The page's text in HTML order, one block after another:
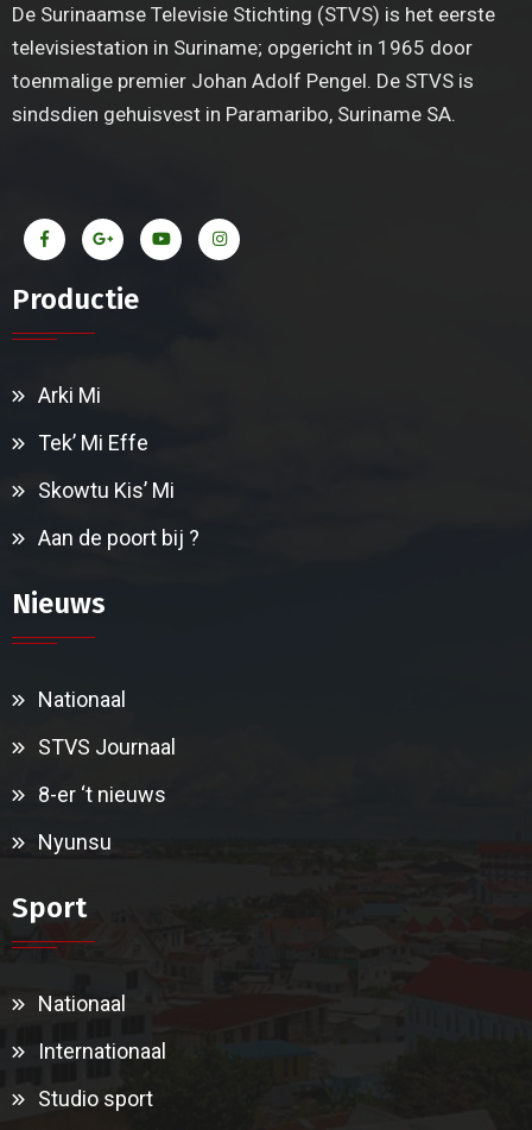
De Surinaamse Televisie Stichting (STVS) is het eerste
televisiestation in Suriname; opgericht in 1965 door
toenmalige premier Johan Adolf Pengel. De STVS is
sindsdien gehuisvest in Paramaribo, Suriname SA.
Productie
Arki Mi
Tek’ Mi Effe
Skowtu Kis’ Mi
Aan de poort bij ?
Nieuws
Nationaal
STVS Journaal
8-er ‘t nieuws
Nyunsu
Sport
Nationaal
Internationaal
Studio sport